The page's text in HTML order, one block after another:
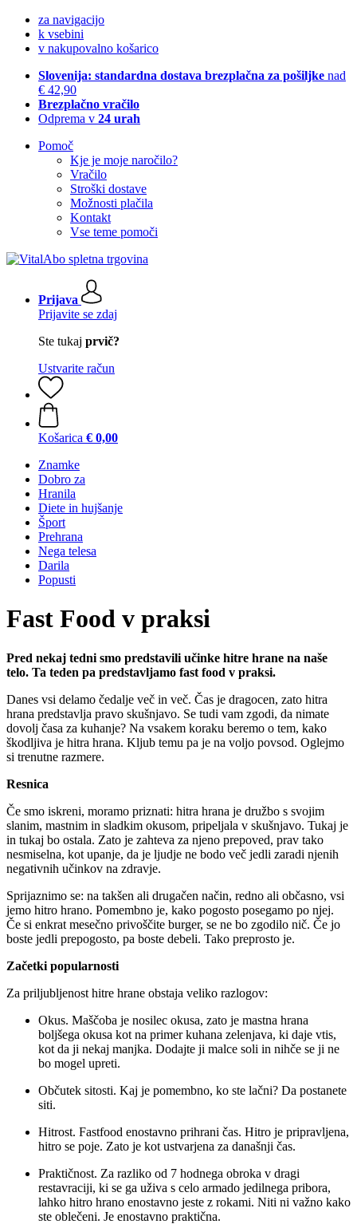
za navigacijo
k vsebini
v nakupovalno košarico
Slovenija: standardna dostava brezplačna za pošiljke nad
€ 42,90
Brezplačno vračilo
Odprema v 24 urah
Pomoč
Kje je moje naročilo?
Vračilo
Stroški dostave
Možnosti plačila
Kontakt
Vse teme pomoči
Prijava
Prijavite se zdaj
Ste tukaj prvič?
Ustvarite račun
Košarica € 0,00
Znamke
Dobro za
Hranila
Diete in hujšanje
Šport
Prehrana
Nega telesa
Darila
Popusti
Fast Food v praksi
Pred nekaj tedni smo predstavili učinke hitre hrane na naše
telo. Ta teden pa predstavljamo fast food v praksi. ​
Danes vsi delamo čedalje več in več. Čas je dragocen, zato hitra
hrana predstavlja pravo skušnjavo. Se tudi vam zgodi, da nimate
dovolj časa za kuhanje? Na vsakem koraku beremo o tem, kako
škodljiva je hitra hrana. Kljub temu pa je na voljo povsod. Oglejmo
si trenutne razmere.
Resnica
Če smo iskreni, moramo priznati: hitra hrana je družbo s svojim
slanim, mastnim in sladkim okusom, pripeljala v skušnjavo. Tukaj je
in tukaj bo ostala. Zato je zahteva za njeno prepoved, prav tako
nesmiselna, kot upanje, da je ljudje ne bodo več jedli zaradi njenih
negativnih učinkov na zdravje.
Sprijaznimo se: na takšen ali drugačen način, redno ali občasno, vsi
jemo hitro hrano. Pomembno je, kako pogosto posegamo po njej.
Če si enkrat mesečno privoščite burger, se ne bo zgodilo nič. Če jo
boste jedli prepogosto, pa boste debeli. Tako preprosto je.
Začetki popularnosti
Za priljubljenost hitre hrane obstaja veliko razlogov:
Okus. Maščoba je nosilec okusa, zato je mastna hrana
boljšega okusa kot na primer kuhana zelenjava, ki daje vtis,
kot da ji nekaj manjka. Dodajte ji malce soli in nihče se ji ne
bo mogel upreti.
Občutek sitosti. Kaj je pomembno, ko ste lačni? Da postanete
siti.
Hitrost. Fastfood enostavno prihrani čas. Hitro je pripravljena,
hitro se poje. Zato je kot ustvarjena za današnji čas.
Praktičnost. Za razliko od 7 hodnega obroka v dragi
restavraciji, ki se ga uživa s celo armado jedilnega pribora,
lahko hitro hrano enostavno jeste z rokami. Niti ni važno kako
ste oblečeni. Je enostavno praktična.